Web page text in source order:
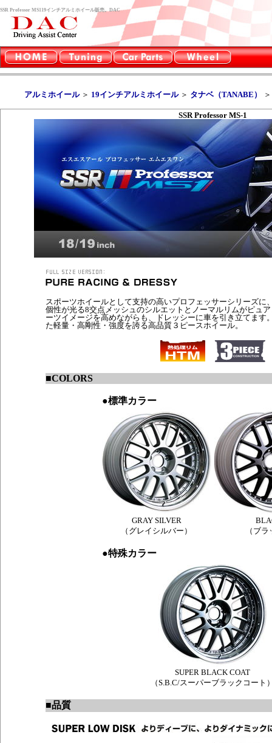
SSR Professor MS119インチアルミホイール販売。DAC
アルミホイール＞ 19インチアルミホイール＞ タナベ（TANABE）
SSR Professor MS-1
スポーツホイールとして支持の高いプロフェッサーシリーズに
個性が光る8交点メッシュのシルエットとノーマルリムがピュ
ーツイメージを高めながらも、ドレッシーに車を引き立てます
た軽量・高剛性・強度を誇る高品質３ピースホイール。
■COLORS
●標準カラー
GRAY SILVER
（グレイシルバー）
（ブ
●特殊カラー
SUPER BLACK COAT
（S.B.C/スーパーブラックコート
■品質